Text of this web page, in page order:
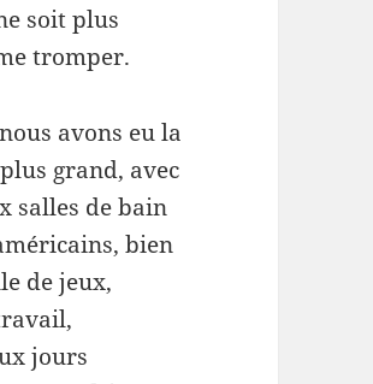
soit plus
tromper.
avons eu la
grand, avec
salles de bain
bien
de jeux,
jours